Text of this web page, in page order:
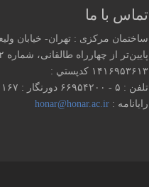
تماس با ما
ساختمان مرکزی : تهران- خیابان
پایین‌تر از چهارراه طالقانی، شماره ۱۵۵۲
۱۴۱۶۹۵۳۶۱۳ كدپستي :
تلفن : ۵ - ۶۶۹۵۴۲۰۰ دورنگار : ۶۶۹۵۱۱۶۷
رایانامه : honar@honar.ac.ir